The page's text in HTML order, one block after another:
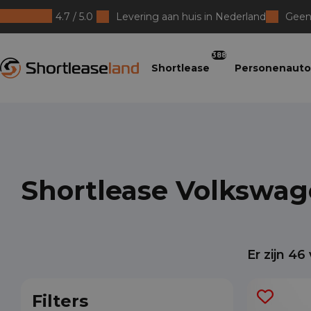
4.7 / 5.0 Levering aan huis in Nederland
Shortlease
388
Shortlease
Er zijn 46
Filters